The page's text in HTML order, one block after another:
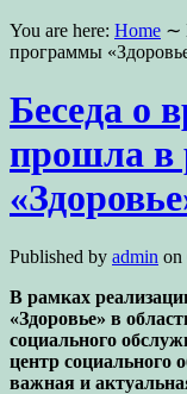
You are here: Home ∼
программы
Беседа о
прошла в
Published by admin on
В рамках
«Здоровье» в
социального
центр социального
важная и